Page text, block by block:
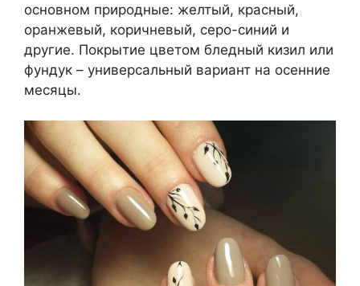
основном природные: желтый, красный,
оранжевый, коричневый, серо-синий и
другие. Покрытие цветом бледный кизил или
фундук – универсальный вариант на осенние
месяцы.